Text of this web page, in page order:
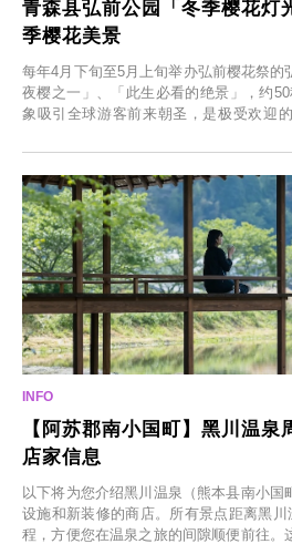
青森县弘前公园「冬季樱花灯
季樱花美景
每年4月下旬至5月上旬举办弘前樱花祭的
夜樱之一」、「此生必看的绝景」，约
象吸引全球游客前来朝圣，是极受欢迎
「冬季樱花灯光秀」。
【阿苏郡南小国町】黑川温
店家信息
以下将为您介绍黑川温泉（熊本县南小国
设施和新装修的商店。所有景点距离黑
程，方便您在温泉之旅的间隙顺便前往。